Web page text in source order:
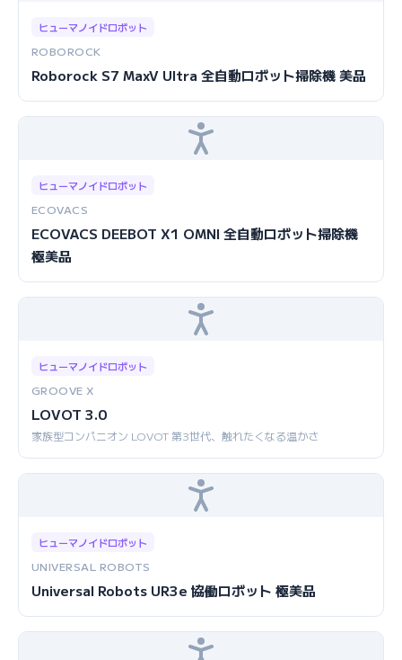
ヒューマノイドロボット
ROBOROCK
Roborock S7 MaxV Ultra 全自動ロボット掃除機 美品
ヒューマノイドロボット
ECOVACS
ECOVACS DEEBOT X1 OMNI 全自動ロボット掃除機
極美品
ヒューマノイドロボット
GROOVE X
LOVOT 3.0
家族型コンパニオン LOVOT 第3世代、触れたくなる温かさ
ヒューマノイドロボット
UNIVERSAL ROBOTS
Universal Robots UR3e 協働ロボット 極美品